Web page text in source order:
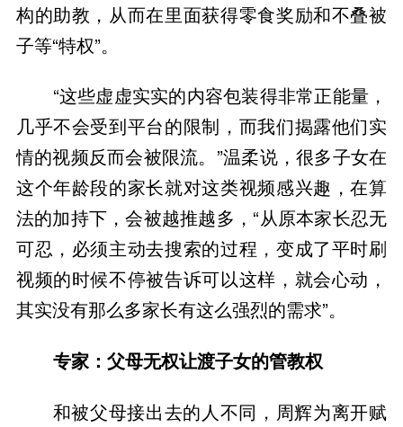
构的助教，从而在里面获得零食奖励和不叠被
子等“特权”。
“这些虚虚实实的内容包装得非常正能量，
几乎不会受到平台的限制，而我们揭露他们实
情的视频反而会被限流。”温柔说，很多子女在
这个年龄段的家长就对这类视频感兴趣，在算
法的加持下，会被越推越多，“从原本家长忍无
可忍，必须主动去搜索的过程，变成了平时刷
视频的时候不停被告诉可以这样，就会心动，
其实没有那么多家长有这么强烈的需求”。
专家：父母无权让渡子女的管教权
和被父母接出去的人不同，周辉为离开赋